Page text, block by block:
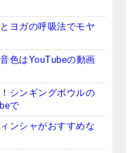
ヨガの呼吸法でモヤ
色はYouTubeの動画
シンギングボウルの
で
ンシャがおすすめな